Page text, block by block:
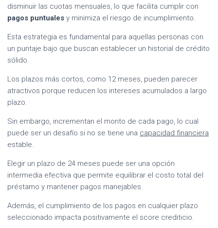
disminuir las cuotas mensuales, lo que facilita cumplir con
pagos puntuales y minimiza el riesgo de incumplimiento.
Esta estrategia es fundamental para aquellas personas con
un puntaje bajo que buscan establecer un historial de crédito
sólido.
Los plazos más cortos, como 12 meses, pueden parecer
atractivos porque reducen los intereses acumulados a largo
plazo.
Sin embargo, incrementan el monto de cada pago, lo cual
puede ser un desafío si no se tiene una capacidad financiera
estable.
Elegir un plazo de 24 meses puede ser una opción
intermedia efectiva que permite equilibrar el costo total del
préstamo y mantener pagos manejables.
Además, el cumplimiento de los pagos en cualquier plazo
seleccionado impacta positivamente el score crediticio.